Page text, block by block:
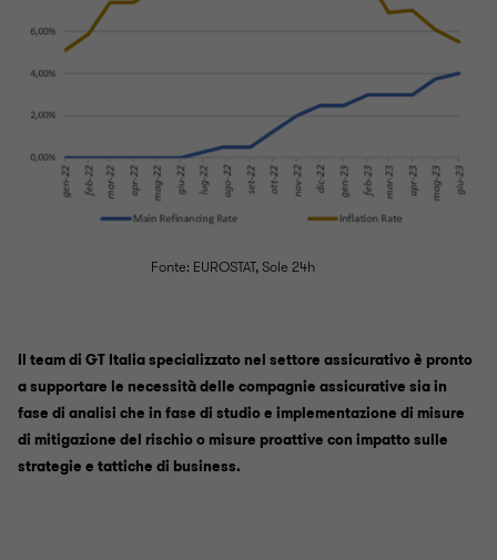
Fonte: EUROSTAT, Sole 24h
Il team di GT Italia specializzato nel settore assicurativo è pronto
a supportare le necessità delle compagnie assicurative sia in
fase di analisi che in fase di studio e implementazione di misure
di mitigazione del rischio o misure proattive con impatto sulle
strategie e tattiche di business.